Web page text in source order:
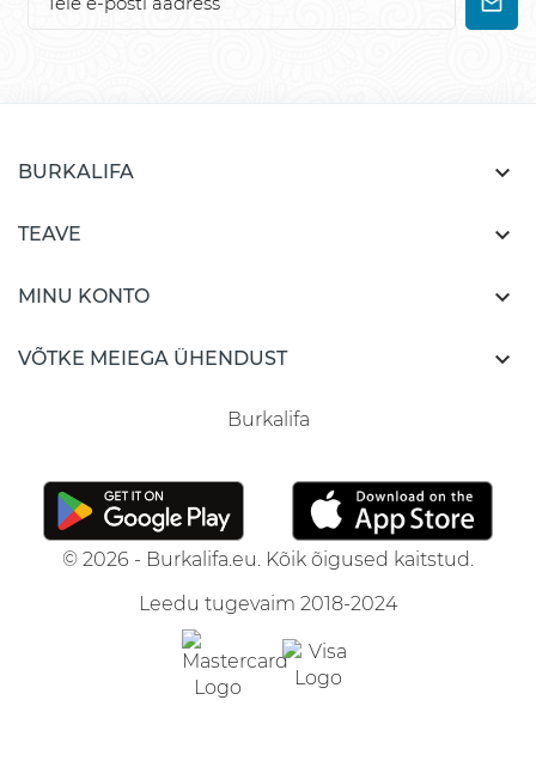
BURKALIFA 
TEAVE 
MINU KONTO 
VÕTKE MEIEGA ÜHENDUST 
Burkalifa
© 2026 - Burkalifa.eu. Kõik õigused kaitstud.
Leedu tugevaim 2018-2024